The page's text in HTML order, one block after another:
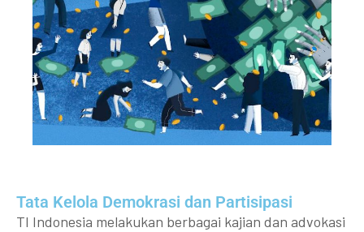
Tata Kelola Demokrasi dan Partisipasi​
TI Indonesia melakukan berbagai kajian dan advokasi